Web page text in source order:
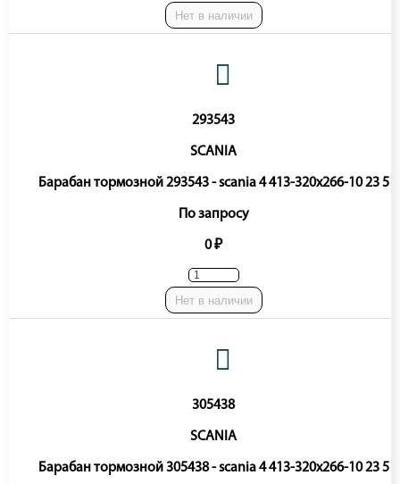
Нет в наличии
293543
SCANIA
Барабан тормозной 293543 - scania 4 413-320x266-10 23 5
По запросу
0 ₽
Нет в наличии
305438
SCANIA
Барабан тормозной 305438 - scania 4 413-320x266-10 23 5